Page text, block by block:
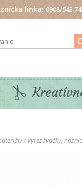
linka: 0908/543
/Vyrezávačky,